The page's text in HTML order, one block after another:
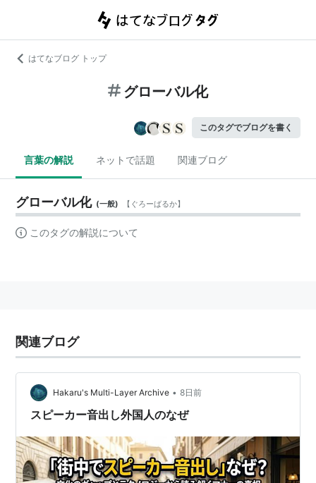
はてなブログ トップ
グローバル化
このタグでブログを書く
言葉の解説 ネットで話題 関連ブログ
グローバル化 (一般) 【 ぐろーばるか】
このタグの解説について
関連ブログ
Hakaru's Multi-Layer Archive • 8日前
スピーカー音出し外国人のなぜ